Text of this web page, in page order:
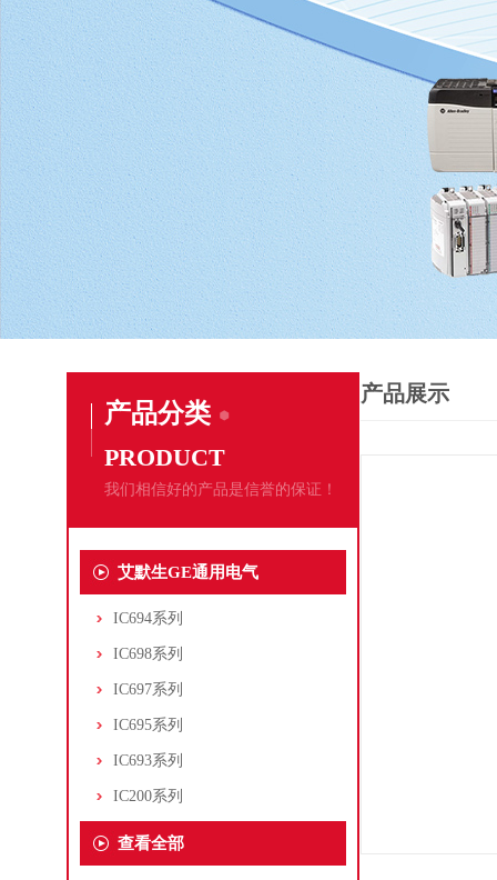
产品分类
PRODUCT
我们相信好的产品是信誉的保证！
艾默生GE通用电气
IC694系列
IC698系列
IC697系列
IC695系列
IC693系列
IC200系列
查看全部
产品展示